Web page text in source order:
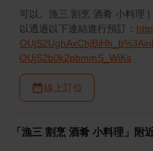
可以。漁三 割烹 酒肴 小料理
以透過以下連結進行預訂：
OUjS2b0k2pbmmS_WiKs
線上訂位
「漁三 割烹 酒肴 小料理」附